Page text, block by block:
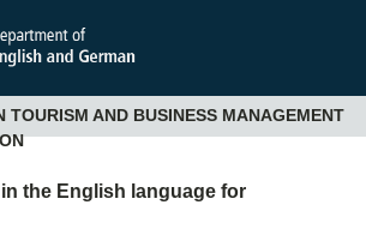
TOURISM AND BUSINESS MANAGEMENT
the English language for